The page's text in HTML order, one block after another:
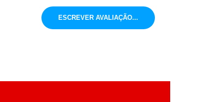
ESCREVER AVALIAÇÃO...